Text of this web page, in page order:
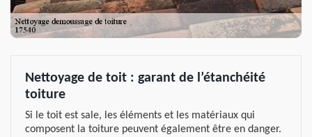
Nettoyage de toit : garant de l’étanchéité
toiture
Si le toit est sale, les éléments et les matériaux qui
composent la toiture peuvent également être en danger.